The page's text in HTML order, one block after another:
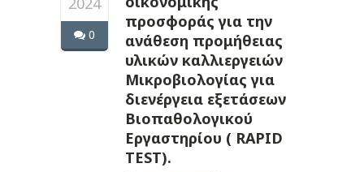
0
προσφοράς για την
ανάθεση προμήθειας
υλικών καλλιεργειών
Μικροβιολογίας για
διενέργεια εξετάσεων
Βιοπαθολογικού
Εργαστηρίου ( RAPID
TEST).